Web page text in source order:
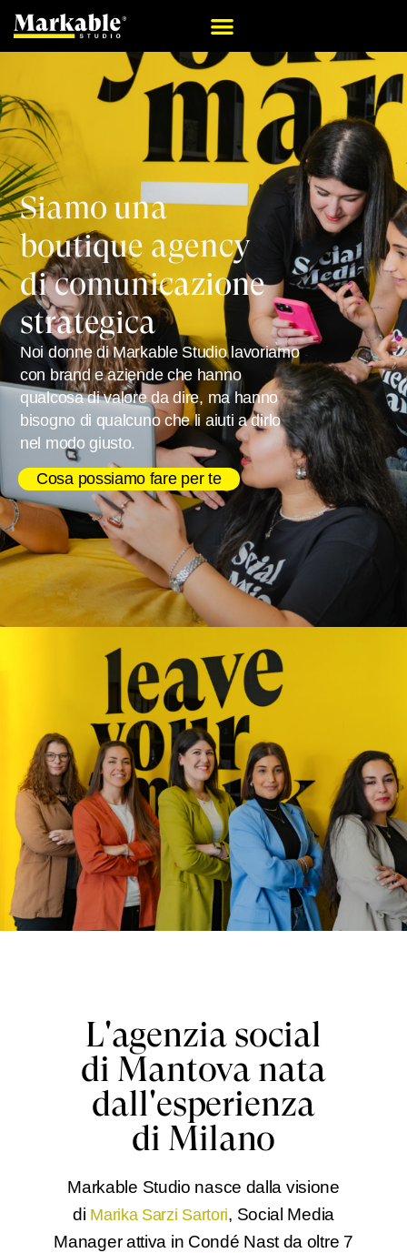
Siamo una
boutique agency
di comunicazione
strategica
Noi donne di Markable Studio lavoriamo
con brand e aziende che hanno
qualcosa di valore da dire, ma hanno
bisogno di qualcuno che li aiuti a dirlo
nel modo giusto.
Cosa possiamo fare per te
L'agenzia social
di Mantova nata
dall'esperienza
di Milano
Markable Studio nasce dalla visione
di Marika Sarzi Sartori, Social Media
Manager attiva in Condé Nast da oltre 7